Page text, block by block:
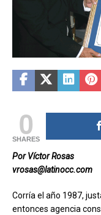
0
SHARES
Por Víctor Rosas
vrosas@latinocc.com
Corría el año 1987,
entonces agencia